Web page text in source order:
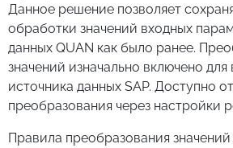
Данное решение позволяет
обработки значений входных
данных QUAN как было ранее.
значений изначально включено для
источника данных SAP. Доступно
преобразования через настройки
Правила преобразования